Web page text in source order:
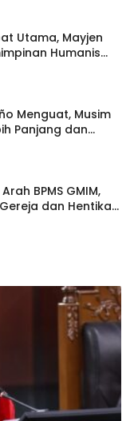
Utama, Mayjen
Humanis
Menguat, Musim
Panjang dan
BPMS GMIM,
dan Hentikan